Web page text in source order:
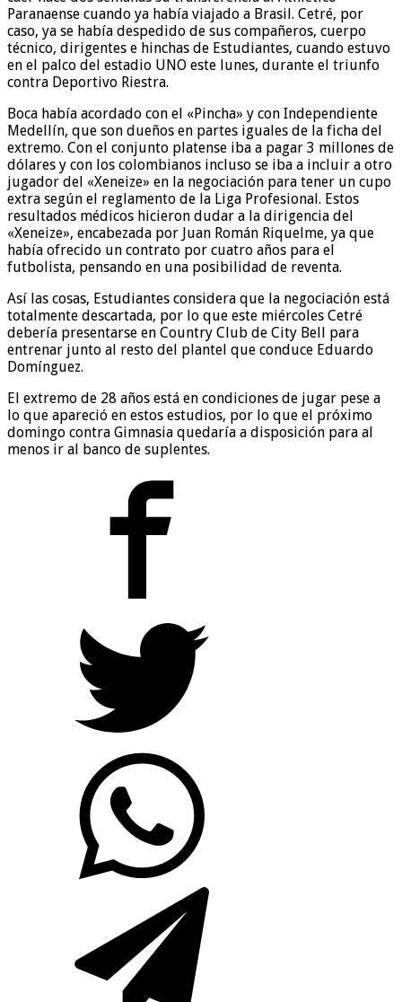
Paranaense cuando ya había viajado a Brasil. Cetré, por
caso, ya se había despedido de sus compañeros, cuerpo
técnico, dirigentes e hinchas de Estudiantes, cuando estuvo
en el palco del estadio UNO este lunes, durante el triunfo
contra Deportivo Riestra.
Boca había acordado con el «Pincha» y con Independiente
Medellín, que son dueños en partes iguales de la ficha del
extremo. Con el conjunto platense iba a pagar 3 millones de
dólares y con los colombianos incluso se iba a incluir a otro
jugador del «Xeneize» en la negociación para tener un cupo
extra según el reglamento de la Liga Profesional. Estos
resultados médicos hicieron dudar a la dirigencia del
«Xeneize», encabezada por Juan Román Riquelme, ya que
había ofrecido un contrato por cuatro años para el
futbolista, pensando en una posibilidad de reventa.
Así las cosas, Estudiantes considera que la negociación está
totalmente descartada, por lo que este miércoles Cetré
debería presentarse en Country Club de City Bell para
entrenar junto al resto del plantel que conduce Eduardo
Domínguez.
El extremo de 28 años está en condiciones de jugar pese a
lo que apareció en estos estudios, por lo que el próximo
domingo contra Gimnasia quedaría a disposición para al
menos ir al banco de suplentes.